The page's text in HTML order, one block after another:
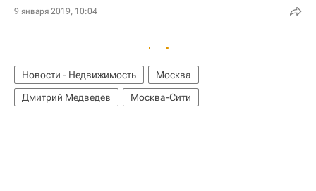
9 января 2019, 10:04
Новости - Недвижимость
Москва
Дмитрий Медведев
Москва-Сити